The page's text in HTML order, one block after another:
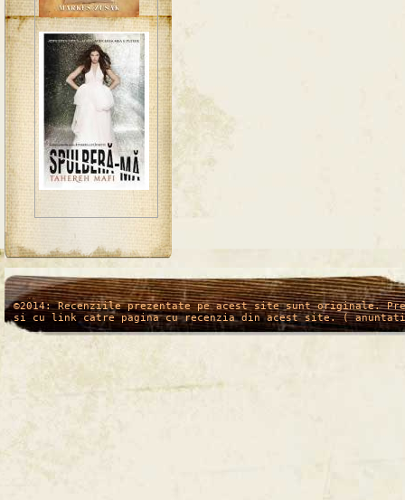
/* */
©2014: Recenziile prezentate pe acest site sunt originale.
si cu link catre pagina cu recenzia din acest site. (